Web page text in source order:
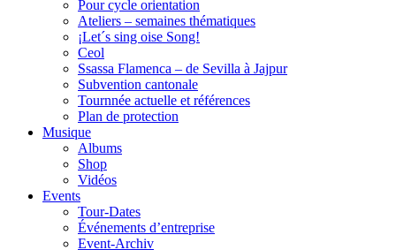
Pour cycle orientation
Ateliers – semaines thématiques
¡Let´s sing oise Song!
Ceol
Ssassa Flamenca – de Sevilla à Jajpur
Subvention cantonale
Tournnée actuelle et références
Plan de protection
Musique
Albums
Shop
Vidéos
Events
Tour-Dates
Événements d’entreprise
Event-Archiv